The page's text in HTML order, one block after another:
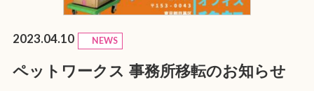
2023.04.10 NEWS
ペットワークス 事務所移転のお知らせ